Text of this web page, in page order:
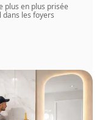
plus en plus prisée
les foyers